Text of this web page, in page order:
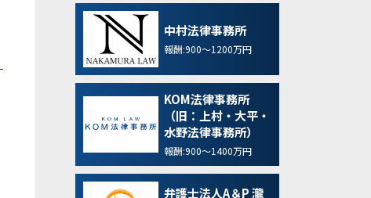
中村法律事務所
報酬:900～1200万円
KOM法律事務所
（旧：上村・大平・
水野法律事務所）
報酬:900～1400万円
弁護士法人A＆P 瀧